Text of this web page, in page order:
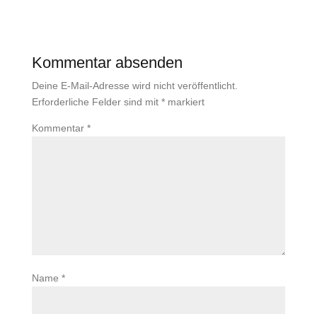
Kommentar absenden
Deine E-Mail-Adresse wird nicht veröffentlicht.
Erforderliche Felder sind mit *markiert
Kommentar *
Name *